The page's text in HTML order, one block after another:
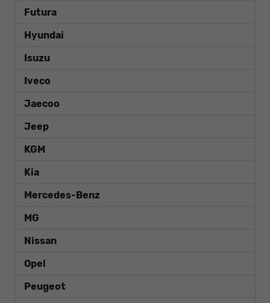
Futura
Hyundai
Isuzu
Iveco
Jaecoo
Jeep
KGM
Kia
Mercedes-Benz
MG
Nissan
Opel
Peugeot